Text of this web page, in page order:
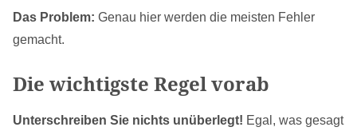
Das Problem: Genau hier werden die meisten Fehler
gemacht.
Die wichtigste Regel vorab
Unterschreiben Sie nichts unüberlegt! Egal, was gesagt